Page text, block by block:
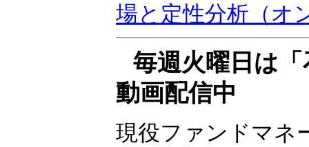
場と定性分析（オ
毎週火曜日は
動画配信中
現役ファンドマネ